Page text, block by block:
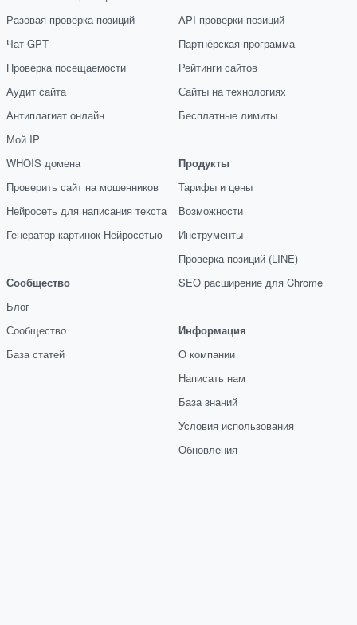
Разовая проверка позиций
Чат GPT
Проверка посещаемости
Аудит сайта
Антиплагиат онлайн
Мой IP
WHOIS домена
Проверить сайт на мошенников
Нейросеть для написания текста
Генератор картинок Нейросетью
Сообщество
Блог
Сообщество
База статей
API проверки позиций
Партнёрская программа
Рейтинги сайтов
Сайты на технологиях
Бесплатные лимиты
Продукты
Тарифы и цены
Возможности
Инструменты
Проверка позиций (LINE)
SEO расширение для Chrome
Информация
О компании
Написать нам
База знаний
Условия использования
Обновления